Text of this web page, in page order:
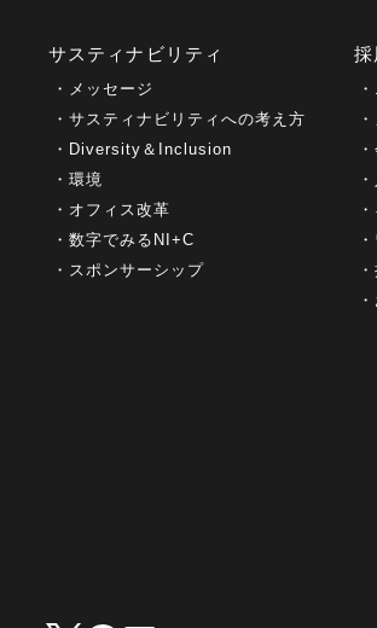
サスティナビリティ
メッセージ
サスティナビリティへの考え方
Diversity＆Inclusion
環境
オフィス改革
数字でみるNI+C
スポンサーシップ
採